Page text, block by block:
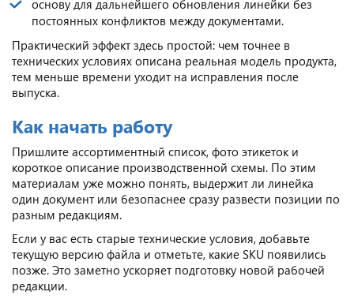
основу для дальнейшего обновления линейки без
постоянных конфликтов между документами.
Практический эффект здесь простой: чем точнее в
технических условиях описана реальная модель продукта,
тем меньше времени уходит на исправления после
выпуска.
Как начать работу
Пришлите ассортиментный список, фото этикеток и
короткое описание производственной схемы. По этим
материалам уже можно понять, выдержит ли линейка
один документ или безопаснее сразу развести позиции по
разным редакциям.
Если у вас есть старые технические условия, добавьте
текущую версию файла и отметьте, какие SKU появились
позже. Это заметно ускоряет подготовку новой рабочей
редакции.